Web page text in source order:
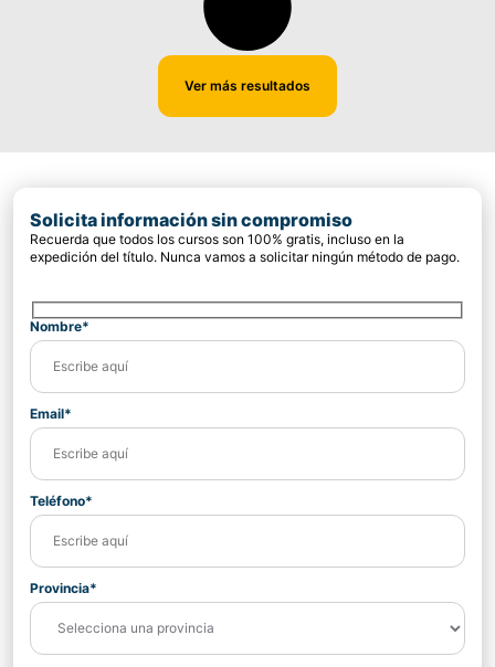
Ver más resultados
Solicita información sin compromiso
Recuerda que todos los cursos son 100% gratis, incluso en la
expedición del título. Nunca vamos a solicitar ningún método de pago.
Nombre*
Email*
Teléfono*
Provincia*